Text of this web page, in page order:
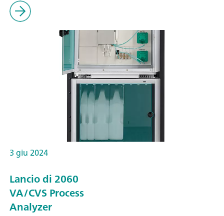
3 giu 2024
Lancio di 2060
VA/CVS Process
Analyzer